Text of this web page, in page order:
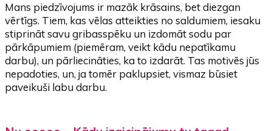
Mans piedzīvojums ir mazāk krāsains, bet diezgan
vērtīgs. Tiem, kas vēlas atteikties no saldumiem, iesaku
stiprināt savu gribasspēku un izdomāt sodu par
pārkāpumiem (piemēram, veikt kādu nepatīkamu
darbu), un pārliecināties, ka to izdarāt. Tas motivēs jūs
nepadoties, un, ja tomēr paklupsiet, vismaz būsiet
paveikuši labu darbu.